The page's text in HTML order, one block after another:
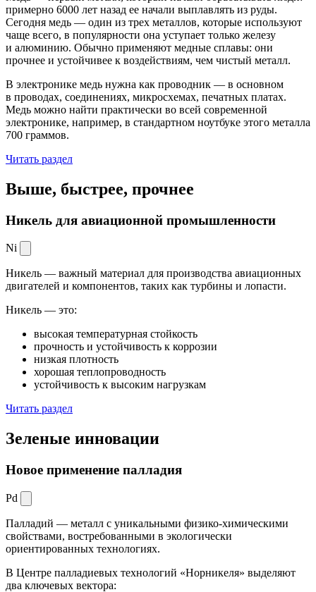
примерно 6000 лет назад ее начали выплавлять из руды.
Сегодня медь — один из трех металлов, которые используют
чаще всего, в популярности она уступает только железу
и алюминию. Обычно применяют медные сплавы: они
прочнее и устойчивее к воздействиям, чем чистый металл.
В электронике медь нужна как проводник — в основном
в проводах, соединениях, микросхемах, печатных платах.
Медь можно найти практически во всей современной
электронике, например, в стандартном ноутбуке этого металла
700 граммов.
Читать раздел
Выше, быстрее, прочнее
Никель для авиационной промышленности
Ni
Никель — важный материал для производства авиационных
двигателей и компонентов, таких как турбины и лопасти.
Никель — это:
высокая температурная стойкость
прочность и устойчивость к коррозии
низкая плотность
хорошая теплопроводность
устойчивость к высоким нагрузкам
Читать раздел
Зеленые инновации
Новое применение палладия
Pd
Палладий — металл с уникальными физико-химическими
свойствами, востребованными в экологически
ориентированных технологиях.
В Центре палладиевых технологий «Норникеля» выделяют
два ключевых вектора: